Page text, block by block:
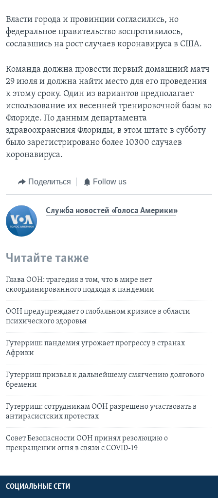
Власти города и провинции согласились, но
федеральное правительство воспротивилось,
сославшись на рост случаев коронавируса в США.
Команда должна провести первый домашний матч
29 июля и должна найти место для его проведения
к этому сроку. Один из вариантов предполагает
использование их весенней тренировочной базы во
Флориде. По данным департамента
здравоохранения Флориды, в этом штате в субботу
было зарегистрировано более 10300 случаев
коронавируса.
Поделиться Follow us
Служба новостей «Голоса Америки»
Читайте также
Глава ООН: трагедия в том, что в мире нет
скоординированного подхода к пандемии
ООН предупреждает о глобальном кризисе в области
психического здоровья
Гутерриш: пандемия угрожает прогрессу в странах
Африки
Гутерриш призвал к дальнейшему смягчению долгового
бремени
Гутерриш: сотрудникам ООН разрешено участвовать в
антирасистских протестах
Совет Безопасности ООН принял резолюцию о
прекращении огня в связи с COVID-19
СОЦИАЛЬНЫЕ СЕТИ